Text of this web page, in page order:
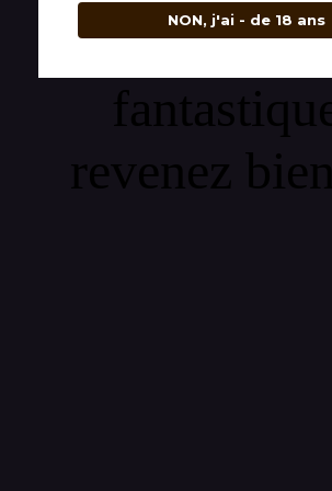
quelque
revenez
NON, j'ai - de 18 ans